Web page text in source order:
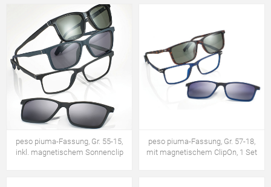
peso piuma-Fassung, Gr. 55-15,
inkl. magnetischem Sonnenclip
peso piuma-Fassung, Gr. 57-18,
mit magnetischem ClipOn, 1 Set